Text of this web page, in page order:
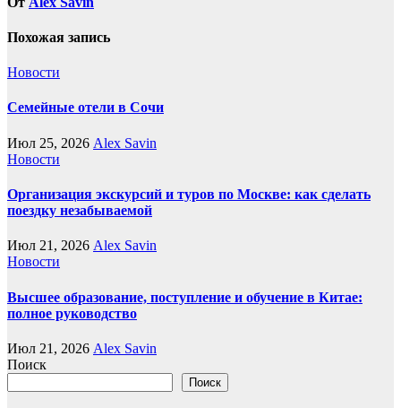
Похожая запись
Новости
Семейные отели в Сочи
Июл 25, 2026 Alex Savin
Новости
Организация экскурсий и туров по Москве: как сделать
поездку незабываемой
Июл 21, 2026 Alex Savin
Новости
Высшее образование, поступление и обучение в Китае:
полное руководство
Июл 21, 2026 Alex Savin
Поиск
Поиск